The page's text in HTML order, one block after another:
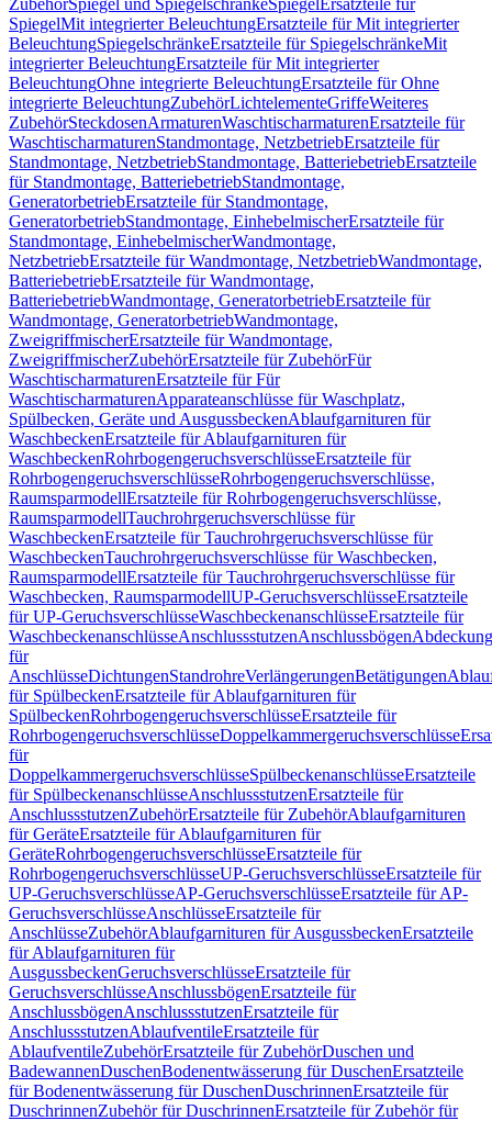
ZubehörSpiegel und SpiegelschränkeSpiegel Ersatzteile für
SpiegelMit integrierter BeleuchtungErsatzteile für Mit integrierter
BeleuchtungSpiegelschränkeErsatzteile für SpiegelschränkeMit
integrierter BeleuchtungErsatzteile für Mit integrierter
BeleuchtungOhne integrierte BeleuchtungErsatzteile für Ohne
integrierte BeleuchtungZubehörLichtelementeGriffeWeiteres
ZubehörSteckdosenArmaturenWaschtischarmaturenErsatzteile für
WaschtischarmaturenStandmontage, NetzbetriebErsatzteile für
Standmontage, NetzbetriebStandmontage, BatteriebetriebErsatzteile
für Standmontage, BatteriebetriebStandmontage,
GeneratorbetriebErsatzteile für Standmontage,
GeneratorbetriebStandmontage, EinhebelmischerErsatzteile für
Standmontage, EinhebelmischerWandmontage,
NetzbetriebErsatzteile für Wandmontage, NetzbetriebWandmontage,
BatteriebetriebErsatzteile für Wandmontage,
BatteriebetriebWandmontage, GeneratorbetriebErsatzteile für
Wandmontage, GeneratorbetriebWandmontage,
ZweigriffmischerErsatzteile für Wandmontage,
ZweigriffmischerZubehörErsatzteile für ZubehörFür
WaschtischarmaturenErsatzteile für Für
WaschtischarmaturenApparateanschlüsse für Waschplatz,
Spülbecken, Geräte und AusgussbeckenAblaufgarnituren für
WaschbeckenErsatzteile für Ablaufgarnituren für
WaschbeckenRohrbogengeruchsverschlüsseErsatzteile für
RohrbogengeruchsverschlüsseRohrbogengeruchsverschlüsse,
RaumsparmodellErsatzteile für Rohrbogengeruchsverschlüsse,
RaumsparmodellTauchrohrgeruchsverschlüsse für
WaschbeckenErsatzteile für Tauchrohrgeruchsverschlüsse für
WaschbeckenTauchrohrgeruchsverschlüsse für Waschbecken,
RaumsparmodellErsatzteile für Tauchrohrgeruchsverschlüsse für
Waschbecken, RaumsparmodellUP-GeruchsverschlüsseErsatzteile
für UP-GeruchsverschlüsseWaschbeckenanschlüsseErsatzteile für
WaschbeckenanschlüsseAnschlussstutzenAnschlussbögen
für
AnschlüsseDichtungenStandrohreVerlängerungenBetätigungen
für SpülbeckenErsatzteile für Ablaufgarnituren für
SpülbeckenRohrbogengeruchsverschlüsseErsatzteile für
RohrbogengeruchsverschlüsseDoppelkammergeruchsverschlüsse
für
DoppelkammergeruchsverschlüsseSpülbeckenanschlüsseErsatzteile
für SpülbeckenanschlüsseAnschlussstutzenErsatzteile für
AnschlussstutzenZubehörErsatzteile für ZubehörAblaufgarnituren
für GeräteErsatzteile für Ablaufgarnituren für
GeräteRohrbogengeruchsverschlüsseErsatzteile für
RohrbogengeruchsverschlüsseUP-GeruchsverschlüsseErsatzteile für
UP-GeruchsverschlüsseAP-GeruchsverschlüsseErsatzteile für AP-
GeruchsverschlüsseAnschlüsseErsatzteile für
AnschlüsseZubehörAblaufgarnituren für AusgussbeckenErsatzteile
für Ablaufgarnituren für
AusgussbeckenGeruchsverschlüsseErsatzteile für
GeruchsverschlüsseAnschlussbögenErsatzteile für
AnschlussbögenAnschlussstutzenErsatzteile für
AnschlussstutzenAblaufventileErsatzteile für
AblaufventileZubehörErsatzteile für ZubehörDuschen und
BadewannenDuschenBodenentwässerung für DuschenErsatzteile
für Bodenentwässerung für DuschenDuschrinnenErsatzteile für
DuschrinnenZubehör für DuschrinnenErsatzteile für Zubehör für